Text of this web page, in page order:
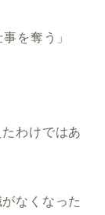
を奪う」
わけではあ
なくなった